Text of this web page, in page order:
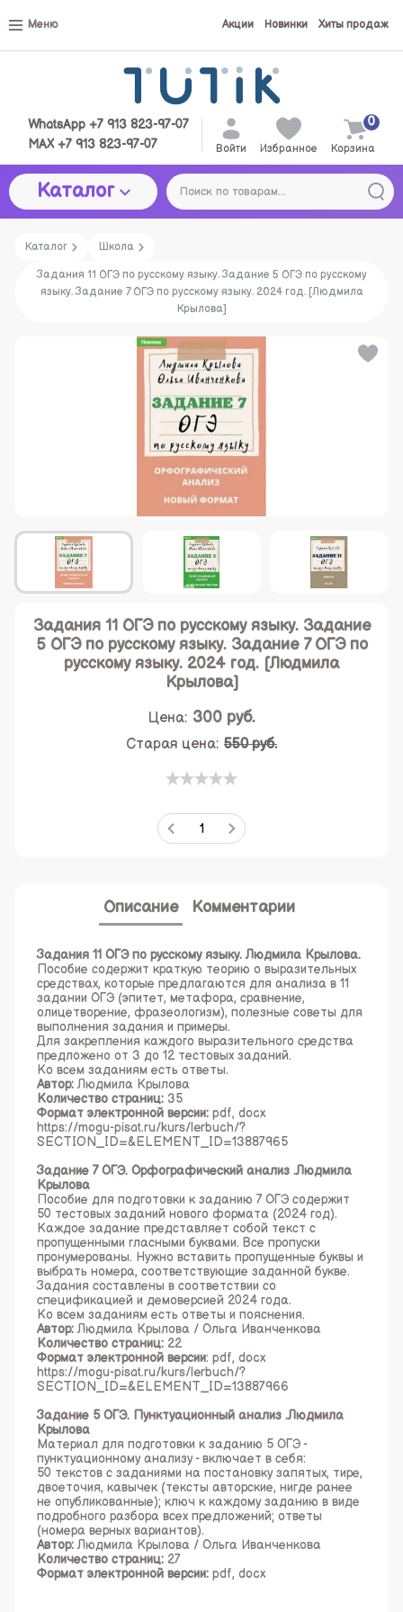
Меню Акции Новинки Хиты продаж
WhatsApp +7 913 823-97-07
MAX +7 913 823-97-07
Войти Избранное Корзина
0
Каталог
Каталог Школа
Задания 11 ОГЭ по русскому языку. Задание 5 ОГЭ по русскому
языку. Задание 7 ОГЭ по русскому языку. 2024 год. [Людмила
Крылова]
Задания 11 ОГЭ по русскому языку. Задание
5 ОГЭ по русскому языку. Задание 7 ОГЭ по
русскому языку. 2024 год. [Людмила
Крылова]
Цена: 300 руб.
Старая цена: 550 руб.
Описание Комментарии
Задания 11 ОГЭ по русскому языку. Людмила Крылова.
Пособие содержит краткую теорию о выразительных
средствах, которые предлагаются для анализа в 11
задании ОГЭ (эпитет, метафора, сравнение,
олицетворение, фразеологизм), полезные советы для
выполнения задания и примеры.
Для закрепления каждого выразительного средства
предложено от 3 до 12 тестовых заданий.
Ко всем заданиям есть ответы.
Автор:Людмила Крылова
Количество страниц: 35
Формат электронной версии: pdf, docx
https://mogu-pisat.ru/kurs/lerbuch/?
SECTION_ID=&ELEMENT_ID=13887965
Задание 7 ОГЭ. Орфографический анализ .Людмила
Крылова
Пособие для подготовки к заданию 7 ОГЭ содержит
50 тестовых заданий нового формата (2024 год).
Каждое задание представляет собой текст с
пропущенными гласными буквами. Все пропуски
пронумерованы. Нужно вставить пропущенные буквы и
выбрать номера, соответствующие заданной букве.
Задания составлены в соответствии со
спецификацией и демоверсией 2024 года.
Ко всем заданиям есть ответы и пояснения.
Автор:Людмила Крылова / Ольга Иванченкова
Количество страниц: 22
Формат электронной версии: pdf, docx
https://mogu-pisat.ru/kurs/lerbuch/?
SECTION_ID=&ELEMENT_ID=13887966
Задание 5 ОГЭ. Пунктуационный анализ .Людмила
Крылова
Материал для подготовки к заданию 5 ОГЭ -
пунктуационному анализу - включает в себя:
50 текстов с заданиями на постановку запятых, тире,
двоеточия, кавычек (тексты авторские, нигде ранее
не опубликованные); ключ к каждому заданию в виде
подробного разбора всех предложений; ответы
(номера верных вариантов).
Автор:Людмила Крылова / Ольга Иванченкова
Количество страниц: 27
Формат электронной версии: pdf, docx